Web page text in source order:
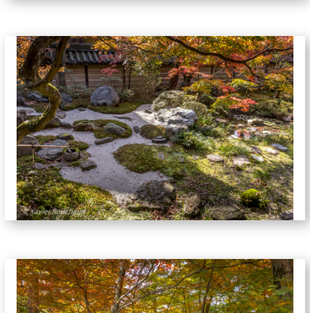
jardins-5777
jardins-5813